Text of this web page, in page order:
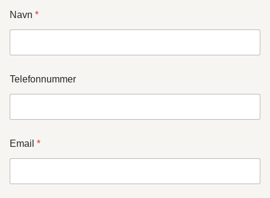
Navn *
Telefonnummer
Email *